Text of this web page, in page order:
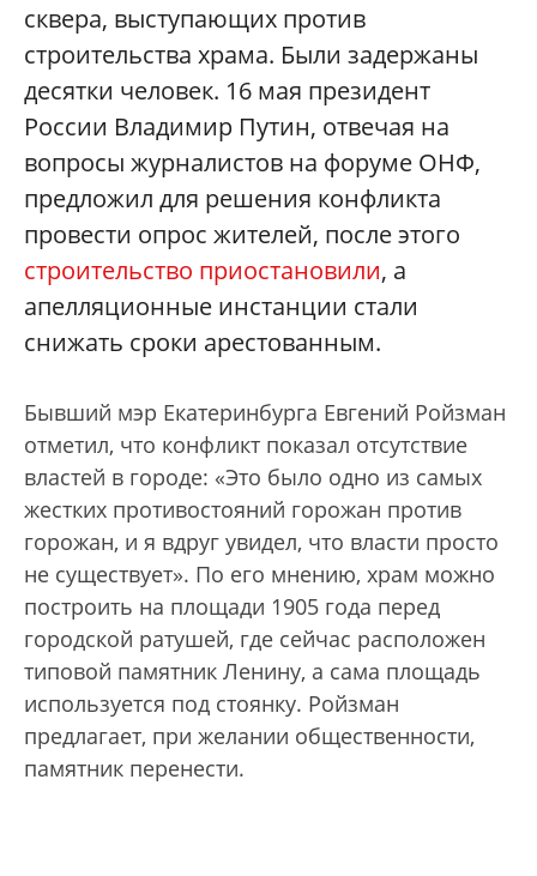
сквера, выступающих против
строительства храма. Были задержаны
десятки человек. 16 мая президент
России Владимир Путин, отвечая на
вопросы журналистов на форуме ОНФ,
предложил для решения конфликта
провести опрос жителей, после этого
строительство приостановили, а
апелляционные инстанции стали
снижать сроки арестованным.
Бывший мэр Екатеринбурга Евгений Ройзман
отметил, что конфликт показал отсутствие
властей в городе: «Это было одно из самых
жестких противостояний горожан против
горожан, и я вдруг увидел, что власти просто
не существует». По его мнению, храм можно
построить на площади 1905 года перед
городской ратушей, где сейчас расположен
типовой памятник Ленину, а сама площадь
используется под стоянку. Ройзман
предлагает, при желании общественности,
памятник перенести.